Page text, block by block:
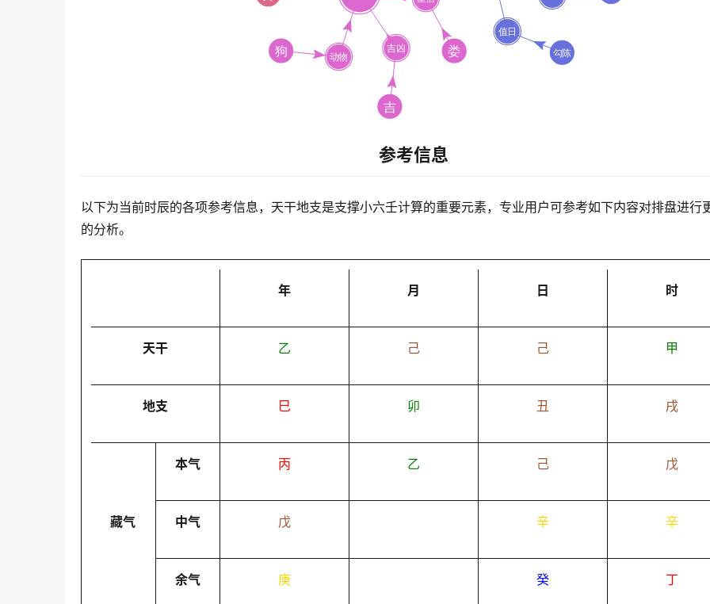
参考信息
以下为当前时辰的各项参考信息，天干地支是支撑小六壬计算的重要元素，专业用户可参考如下内容对排盘进行
的分析。
年 月 日 时
天干 乙 己 己 甲
地支 巳 卯 丑 戌
本气 丙 乙 己 戊
藏气 中气 戊 辛 辛
余气 庚 癸 丁